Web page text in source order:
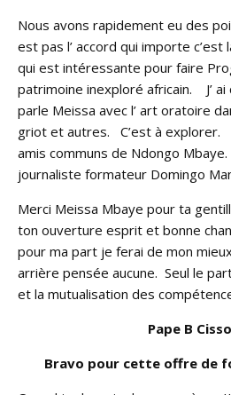
Nous avons rapidement eu des
est pas l’ accord qui importe
qui est intéressante pour faire
patrimoine inexploré africain. J’
parle Meissa avec l’ art oratoire
griot et autres. C’est à explorer.
amis communs de Ndongo
journaliste formateur Domingo
Merci Meissa Mbaye pour ta
ton ouverture esprit et bonne
pour ma part je ferai de mon
arrière pensée aucune. Seul le
et la mutualisation des
Pape B
Bravo pour cette offre de